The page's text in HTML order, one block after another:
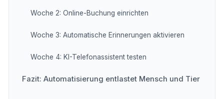
Woche 2: Online-Buchung einrichten
Woche 3: Automatische Erinnerungen aktivieren
Woche 4: KI-Telefonassistent testen
Fazit: Automatisierung entlastet Mensch und Tier